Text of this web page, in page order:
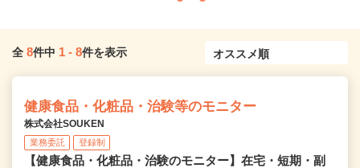
全 8件中 1 - 8件を表示
健康食品・化粧品・治験等のモニター
株式会社SOUKEN
業務委託 登録制
【健康食品・化粧品・治験のモニター】在宅・短期・副